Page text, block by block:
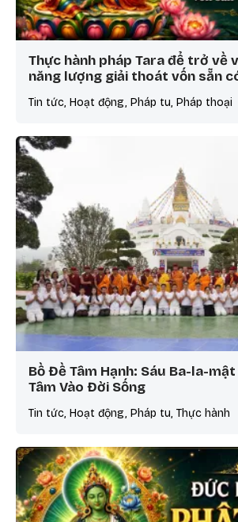
Thực hành pháp Tara để trở về
năng lượng giải thoát vốn sẵn
Tin tức, Hoạt động, Pháp tu, Pháp thoại
Bồ Đề Tâm Hạnh: Sáu Ba-la-
Tâm Vào Đời Sống
Tin tức, Hoạt động, Pháp tu, Thực hành